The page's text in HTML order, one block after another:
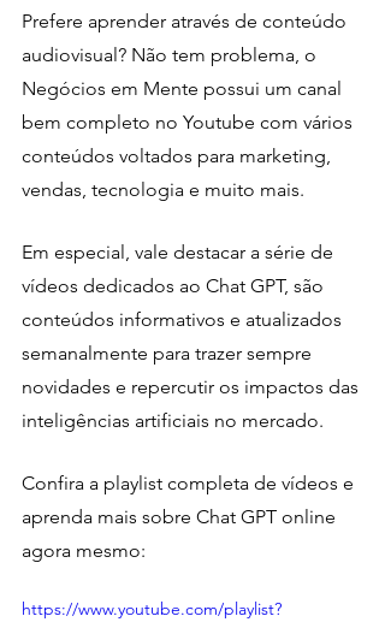
Prefere aprender através de conteúdo
audiovisual? Não tem problema, o
Negócios em Mente possui um canal
bem completo no Youtube com vários
conteúdos voltados para marketing,
vendas, tecnologia e muito mais.
Em especial, vale destacar a série de
vídeos dedicados ao Chat GPT, são
conteúdos informativos e atualizados
semanalmente para trazer sempre
novidades e repercutir os impactos das
inteligências artificiais no mercado.
Confira a playlist completa de vídeos e
aprenda mais sobre Chat GPT online
agora mesmo:
https://www.youtube.com/playlist?